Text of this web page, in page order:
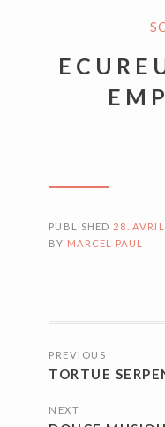
PUBLISHED 28.
BY MARCEL PAUL
DES
PREVIOUS
TORTUE
NEXT